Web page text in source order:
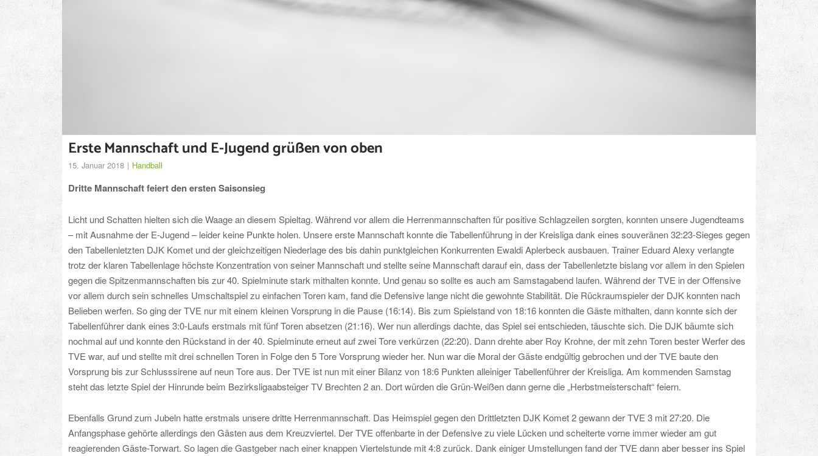
Erste Mannschaft und E-Jugend grüßen von oben
15. Januar 2018 Handball
Dritte Mannschaft feiert den ersten Saisonsieg
Licht und Schatten hielten sich die Waage an diesem Spieltag. Während vor allem die Herrenmannschaften für positive Schlagzeilen sorgten, konnten unsere Jugendteams
– mit Ausnahme der E-Jugend – leider keine Punkte holen. Unsere erste Mannschaft konnte die Tabellenführung in der Kreisliga dank eines souveränen 32:23-Sieges gegen
den Tabellenletzten DJK Komet und der gleichzeitigen Niederlage des bis dahin punktgleichen Konkurrenten Ewaldi Aplerbeck ausbauen. Trainer Eduard Alexy verlangte
trotz der klaren Tabellenlage höchste Konzentration von seiner Mannschaft und stellte seine Mannschaft darauf ein, dass der Tabellenletzte bislang vor allem in den Spielen
gegen die Spitzenmannschaften bis zur 40. Spielminute stark mithalten konnte. Und genau so sollte es auch am Samstagabend laufen. Während der TVE in der Offensive
vor allem durch sein schnelles Umschaltspiel zu einfachen Toren kam, fand die Defensive lange nicht die gewohnte Stabilität. Die Rückraumspieler der DJK konnten nach
Belieben werfen. So ging der TVE nur mit einem kleinen Vorsprung in die Pause (16:14). Bis zum Spielstand von 18:16 konnten die Gäste mithalten, dann konnte sich der
Tabellenführer dank eines 3:0-Laufs erstmals mit fünf Toren absetzen (21:16). Wer nun allerdings dachte, das Spiel sei entschieden, täuschte sich. Die DJK bäumte sich
nochmal auf und konnte den Rückstand in der 40. Spielminute erneut auf zwei Tore verkürzen (22:20). Dann drehte aber Roy Krohne, der mit zehn Toren bester Werfer des
TVE war, auf und stellte mit drei schnellen Toren in Folge den 5 Tore Vorsprung wieder her. Nun war die Moral der Gäste endgültig gebrochen und der TVE baute den
Vorsprung bis zur Schlusssirene auf neun Tore aus. Der TVE ist nun mit einer Bilanz von 18:6 Punkten alleiniger Tabellenführer der Kreisliga. Am kommenden Samstag
steht das letzte Spiel der Hinrunde beim Bezirksligaabsteiger TV Brechten 2 an. Dort würden die Grün-Weißen dann gerne die „Herbstmeisterschaft“ feiern.
Ebenfalls Grund zum Jubeln hatte erstmals unsere dritte Herrenmannschaft. Das Heimspiel gegen den Drittletzten DJK Komet 2 gewann der TVE 3 mit 27:20. Die
Anfangsphase gehörte allerdings den Gästen aus dem Kreuzviertel. Der TVE offenbarte in der Defensive zu viele Lücken und scheiterte vorne immer wieder am gut
reagierenden Gäste-Torwart. So lagen die Gastgeber nach einer knappen Viertelstunde mit 4:8 zurück. Dank einiger Umstellungen fand der TVE dann aber besser ins Spiel